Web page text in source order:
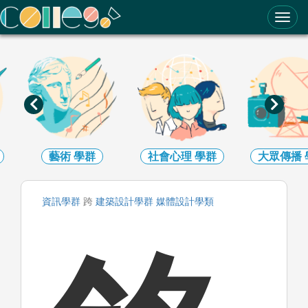
ColleGo! 大學選才與高中育才輔助系統
社會心理學群 大眾傳播 學群 外語學
資訊學群 跨 建築設計學群 媒體設計學類